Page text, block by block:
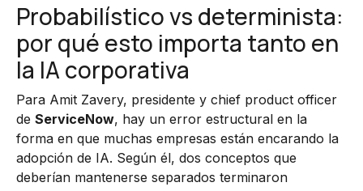
Probabilístico vs determinista:
por qué esto importa tanto en
la IA corporativa
Para Amit Zavery, presidente y chief product officer
de ServiceNow, hay un error estructural en la
forma en que muchas empresas están encarando la
adopción de IA. Según él, dos conceptos que
deberían mantenerse separados terminaron